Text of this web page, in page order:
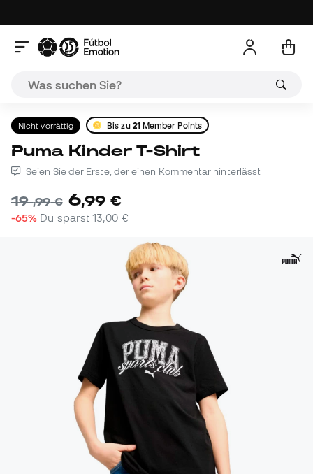
Nicht vorrättig Bis zu 21Member Points
Puma Kinder T-Shirt
Seien Sie der Erste, der einen Kommentar hinterlässt
19,99 € 6,99 €
-65% Du sparst13,00 €